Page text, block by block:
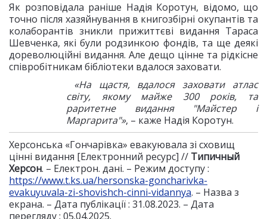
Як розповідала раніше Надія Коротун, відомо, що
точно після хазяйнування в книгозбірні окупантів та
колаборантів зникли прижиттєві видання Тараса
Шевченка, які були родзинкою фондів, та ще деякі
дореволюційні видання. Але дещо цінне та рідкісне
співробітникам бібліотеки вдалося заховати.
«На щастя, вдалося заховати атлас
світу, якому майже 300 років, та
раритетне видання "Майстер і
Маргарита"», – каже Надія Коротун.
Херсонська «Гончарівка» евакуювала зі сховищ
цінні видання [Електронний ресурс] // Типичный
Херсон. – Електрон. дані. – Режим доступу :
https://www.t.ks.ua/hersonska-goncharivka-
evakuyuvala-zi-shovishch-cinni-vidannya. – Назва з
екрана. – Дата публікації : 31.08.2023. – Дата
перегляду : 05.04.2025.